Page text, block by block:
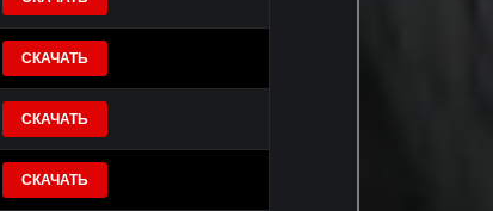
СКАЧАТЬ
СКАЧАТЬ
СКАЧАТЬ